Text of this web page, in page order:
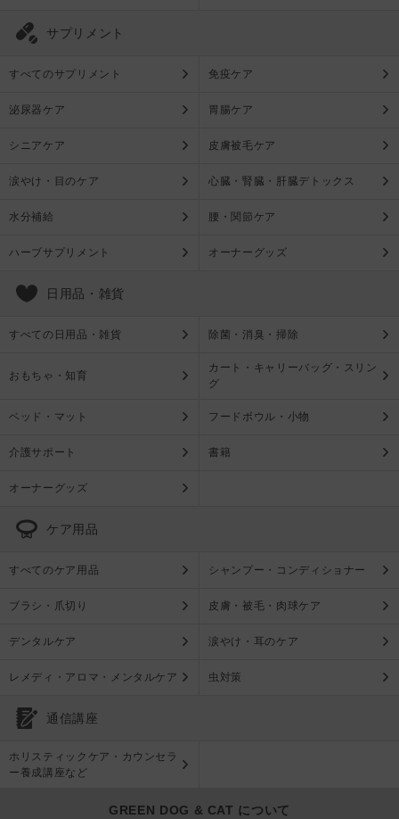
サプリメント
すべてのサプリメント 免疫ケア
泌尿器ケア 胃腸ケア
シニアケア 皮膚被毛ケア
涙やけ・目のケア 心臓・腎臓・肝臓デトックス
水分補給 腰・関節ケア
ハーブサプリメント オーナーグッズ
日用品・雑貨
すべての日用品・雑貨 除菌・消臭・掃除
おもちゃ・知育
カート・キャリーバッグ・スリン
グ
ベッド・マット フードボウル・小物
介護サポート 書籍
オーナーグッズ
ケア用品
すべてのケア用品 シャンプー・コンディショナー
ブラシ・爪切り 皮膚・被毛・肉球ケア
デンタルケア 涙やけ・耳のケア
レメディ・アロマ・メンタルケア 虫対策
通信講座
ホリスティックケア・カウンセラ
ー養成講座など
GREEN DOG & CAT について